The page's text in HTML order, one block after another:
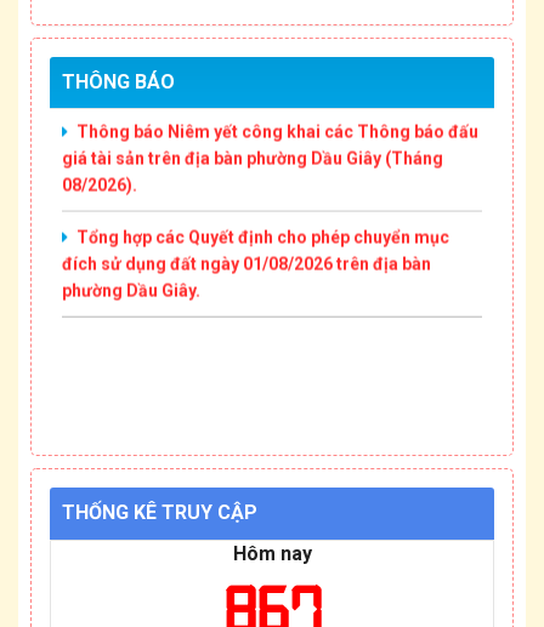
THÔNG BÁO
Thông báo Niêm yết công khai Văn bản phân chia
di sản thừa kế (Cập nhật tháng 08/2026).
Thông báo Niêm yết công khai các Thông báo đấu
giá tài sản trên địa bàn phường Dầu Giây (Tháng
08/2026).
Tổng hợp các Quyết định cho phép chuyển mục
đích sử dụng đất ngày 01/08/2026 trên địa bàn
phường Dầu Giây.
THỐNG KÊ TRUY CẬP
Hôm nay
867